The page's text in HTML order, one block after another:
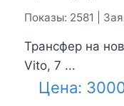
Показы: 2581 |
Трансфер на
Vito, 7 ...
Цена: